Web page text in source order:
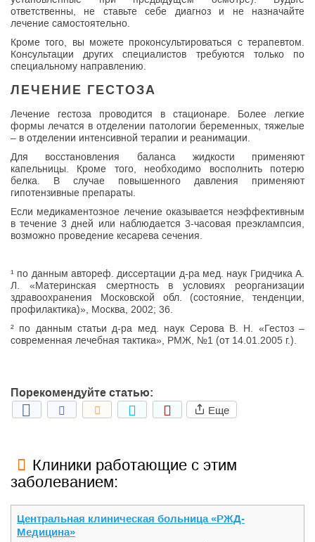
ответственны, не ставьте себе диагноз и не назначайте
лечение самостоятельно.
Кроме того, вы можете проконсультироваться с терапевтом.
Консультации других специалистов требуются только по
специальному направлению.
ЛЕЧЕНИЕ ГЕСТОЗА
Лечение гестоза проводится в стационаре. Более легкие
формы лечатся в отделении патологии беременных, тяжелые
– в отделении интенсивной терапии и реанимации.
Для восстановления баланса жидкости применяют
капельницы. Кроме того, необходимо восполнить потерю
белка. В случае повышенного давления применяют
гипотензивные препараты.
Если медикаментозное лечение оказывается неэффективным
в течение 3 дней или наблюдается 3-часовая преэклампсия,
возможно проведение кесарева сечения.
¹ по данным автореф. диссертации д-ра мед. наук Гридчика А.
Л. «Материнская смертность в условиях реорганизации
здравоохранения Московской обл. (состояние, тенденции,
профилактика)», Москва, 2002; 36.
² по данным статьи д-ра мед. наук Серова В. Н. «Гестоз –
современная лечебная тактика», РМЖ, №1 (от 14.01.2005 г.).
Порекомендуйте статью:
Еще
Клиники работающие с этим
заболеванием:
Центральная клиническая больница «РЖД-
Медицина»